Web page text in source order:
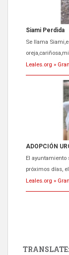
Siami Perdida
Se llama
Leales.org »
ADOPCIÓN
El ayuntamiento
próximos días,
Leales.org »
TRANSLATE: